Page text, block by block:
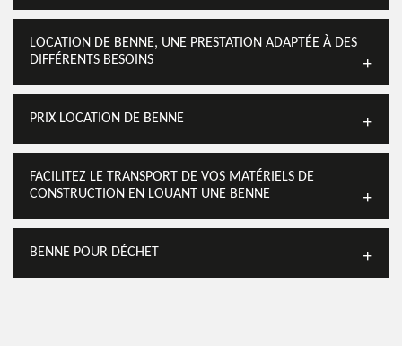
LOCATION DE BENNE, UNE PRESTATION ADAPTÉE À DES
DIFFÉRENTS BESOINS
PRIX LOCATION DE BENNE
FACILITEZ LE TRANSPORT DE VOS MATÉRIELS DE
CONSTRUCTION EN LOUANT UNE BENNE
BENNE POUR DÉCHET